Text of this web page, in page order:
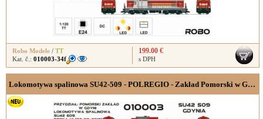
Robo Modele / TT
Kat. č.: 010003-34f
199.00 €
s DPH
Lokomotywa spalinowa SU42-509 - POLREGIO - Zakład Pomorski w Gdyni, wersja cyfrowa z dekoderem dźwięku,